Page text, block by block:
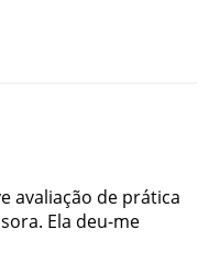
avaliação de prática
. Ela deu-me